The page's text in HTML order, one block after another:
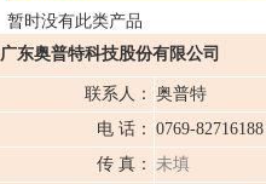
暂时没有此类产品
广东奥普特科技股份有限公司
联系人： 奥普特
电 话： 0769-
传 真： 未填